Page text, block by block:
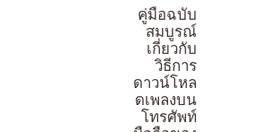
คู่มือฉบับ
สมบูรณ์
เกี่ยวกับ
วิธีการ
ดาวน์โหล
ดเพลงบน
โทรศัพท์